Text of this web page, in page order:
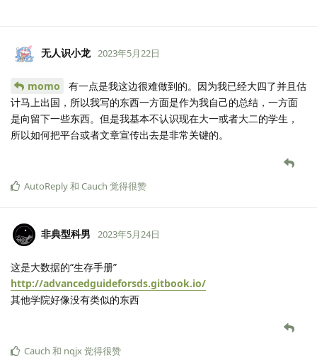
无人识小龙 2023年5月22日
momo
有一点是我这边很难做到的。因为我已经大四了并且估
计马上出国，所以我写的东西一方面是作为我自己的总结，一方面
是向留下一些东西。但是我基本不认识现在大一或者大二的学生，
所以如何把平台或者文章宣传出去是非常关键的。
AutoReply和 Cauch 觉得很赞
非典型科男 2023年5月24日
这是大数据的“生存手册”
http://advancedguideforsds.gitbook.io/
其他学院好像没有类似的东西
Cauch 和 nqjx觉得很赞